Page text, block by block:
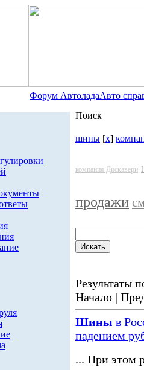
Форум АвтоладаАвто
Поиск
шины [x]
компания Дискавери
продажи
Результаты
Начало |
Шины в
падением
... При этом